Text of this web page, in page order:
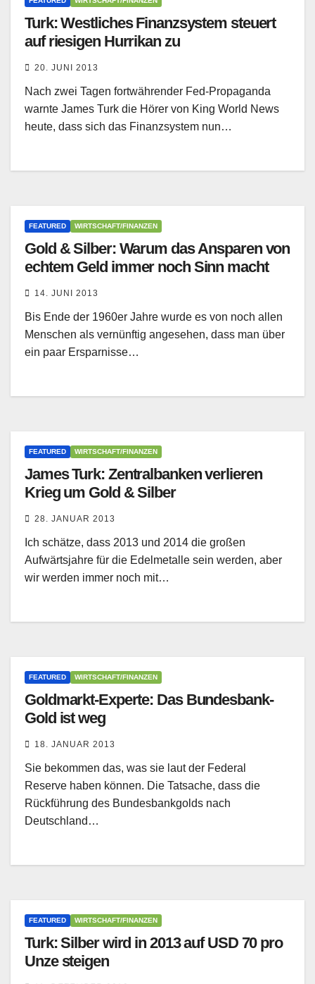
Turk: Westliches Finanzsystem steuert
auf riesigen Hurrikan zu
20. JUNI 2013
Nach zwei Tagen fortwährender Fed-Propaganda
warnte James Turk die Hörer von King World News
heute, dass sich das Finanzsystem nun…
FEATURED WIRTSCHAFT/FINANZEN
Gold & Silber: Warum das Ansparen von
echtem Geld immer noch Sinn macht
14. JUNI 2013
Bis Ende der 1960er Jahre wurde es von noch allen
Menschen als vernünftig angesehen, dass man über
ein paar Ersparnisse…
FEATURED WIRTSCHAFT/FINANZEN
James Turk: Zentralbanken verlieren
Krieg um Gold & Silber
28. JANUAR 2013
Ich schätze, dass 2013 und 2014 die großen
Aufwärtsjahre für die Edelmetalle sein werden, aber
wir werden immer noch mit…
FEATURED WIRTSCHAFT/FINANZEN
Goldmarkt-Experte: Das Bundesbank-
Gold ist weg
18. JANUAR 2013
Sie bekommen das, was sie laut der Federal
Reserve haben können. Die Tatsache, dass die
Rückführung des Bundesbankgolds nach
Deutschland…
FEATURED WIRTSCHAFT/FINANZEN
Turk: Silber wird in 2013 auf USD 70 pro
Unze steigen